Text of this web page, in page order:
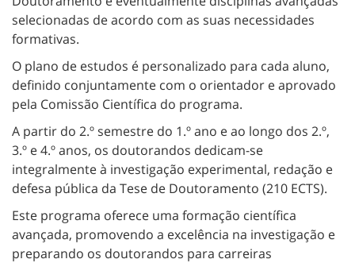
selecionadas de acordo com as suas necessidades
formativas.
O plano de estudos é personalizado para cada aluno,
definido conjuntamente com o orientador e aprovado
pela Comissão Científica do programa.
A partir do 2.º semestre do 1.º ano e ao longo dos 2.º,
3.º e 4.º anos, os doutorandos dedicam-se
integralmente à investigação experimental, redação e
defesa pública da Tese de Doutoramento (210 ECTS).
Este programa oferece uma formação científica
avançada, promovendo a excelência na investigação e
preparando os doutorandos para carreiras